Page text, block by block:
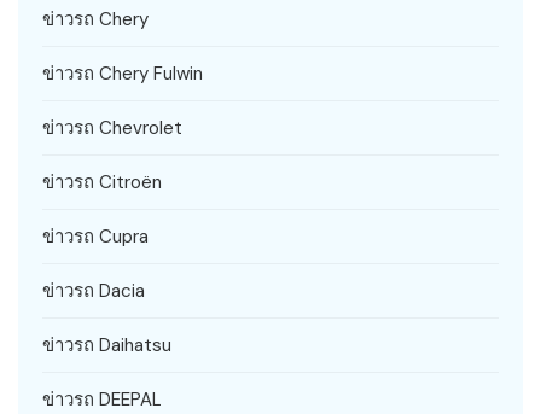
ข่าวรถ Chery
ข่าวรถ Chery Fulwin
ข่าวรถ Chevrolet
ข่าวรถ Citroën
ข่าวรถ Cupra
ข่าวรถ Dacia
ข่าวรถ Daihatsu
ข่าวรถ DEEPAL